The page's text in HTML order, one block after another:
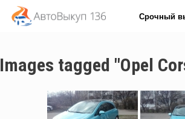
Срочный
Images tagged "Opel